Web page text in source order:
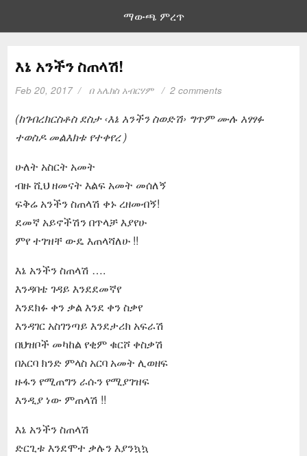
ማውጫ ምረጥ
እኔ አንችን ስጠላሽ!
Feb 20, 2017 በ አሌክስ አብርሃም 2 comments
(ከገብረክርስቶስ ደስታ ‹እኔ አንችን ስወድሽ› ግጥም ሙሉ አፃፃፉ
ተወስዶ መልእክቱ የተቀየረ )
ሁለት አስርት አመት
ብዙ ሺህ ዘመናት እልፍ አመት መሰለኝ
ፍቅሬ አንችን ስጠላሽ ቀኑ ረዘመብኝ!
ደመኛ አይኖችሽን በጥላቻ እያየሁ
ምየ ተገዝቸ ውዴ እጠላሻለሁ !!
እኔ አንችን ስጠላሽ ….
እንዳባቴ ገዳይ እንደደመኛየ
እንደክፉ ቀን ቃል እንደ ቀን ስቃየ
እንዳገር አስገንጣይ እንደታሪክ አፍራሽ
በህዝቦች መካከል የቂም ቁርሾ ቀስቃሽ
በአርባ ክንድ ምላስ አርባ አመት ሊወዘፍ
ዙፋን የሚጠግን ራሱን የሚያገዝፍ
እንዲያ ነው ምጠላሽ !!
እኔ አንችን ስጠላሽ
ድርጊቱ እንደሞተ ቃሉን እያንኳኳ